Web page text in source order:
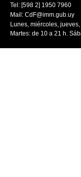
Tel: [598 2] 1950 7960
Mail: CdF@imm.gub.uy
Lunes, miércoles,
Martes: de 10 a 21 h.